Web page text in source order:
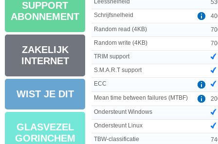
SUPPORT
ABONNEMENT
ZAKELIJK
INTERNET
WIST JE DIT
GLASVEZEL
GORINCHEM
Schrijfsnelheid
Random read (4KB)
Random write (4KB)
TRIM support
S.M.A.R.T support
ECC
Mean time between failures (MTBF)
Ondersteunt Windows
Ondersteunt Linux
TBW-classificatie